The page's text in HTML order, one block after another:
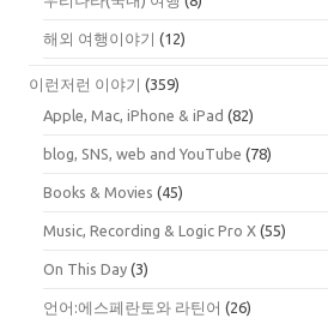
해외 여행이야기 (12)
이런저런 이야기 (359)
Apple, Mac, iPhone & iPad (82)
blog, SNS, web and YouTube (78)
Books & Movies (45)
Music, Recording & Logic Pro X (55)
On This Day (3)
언어:에스페란토와 라틴어 (26)